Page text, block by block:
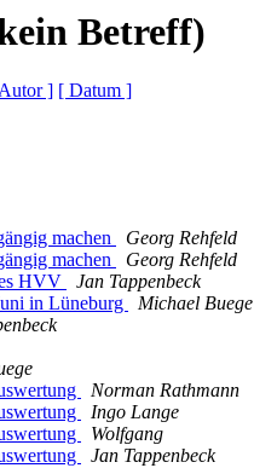
Betreff)
] [ Datum ]
machen
Georg Rehfeld
machen
Georg Rehfeld
HVV
Jan Tappenbeck
in Lüneburg
Michael Buege
Norman Rathmann
Ingo Lange
Wolfgang
Jan Tappenbeck